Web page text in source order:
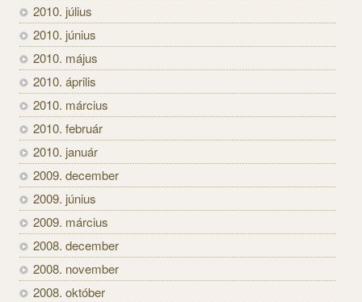
2010. július
2010. június
2010. május
2010. április
2010. március
2010. február
2010. január
2009. december
2009. június
2009. március
2008. december
2008. november
2008. október